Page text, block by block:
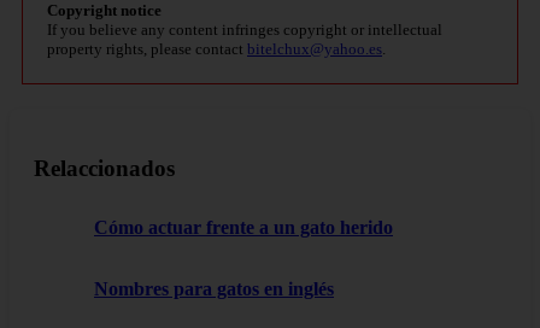
Copyright notice
If you believe any content infringes copyright or intellectual
property rights, please contact bitelchux@yahoo.es.
Relaccionados
Cómo actuar frente a un gato herido
Nombres para gatos en inglés